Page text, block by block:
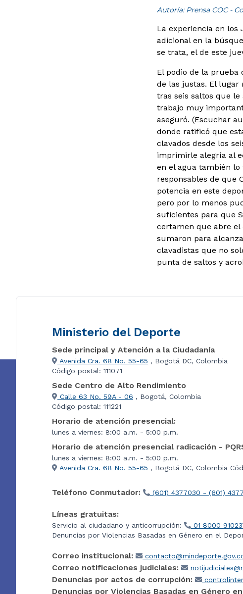
Autoría: Prensa COC -
La experiencia en los
adicional en la
se trata, el de este
El podio de la
de las justas. El lugar
tras seis saltos que le
trabajo muy
aseguró. (Escuchar
donde ratificó que
clavados desde los
imprimirle alegría al
en el agua también lo
responsables de que
potencia en este
pero por lo menos
suficientes para que
certamen que abre el
sumaron para
clavadistas que no
punta de saltos y
Ministerio del Deporte
Sede principal y Atención a la Ciudadanía
Avenida Cra. 68 No. 55-65 , Bogotá DC, Colombia
Código postal: 111071
Sede Centro de Alto Rendimiento
Calle 63 No. 59A - 06 , Bogotá, Colombia
Código postal: 111221
Horario de atención presencial:
lunes a viernes: 8:00 a.m. - 5:00 p.m.
Horario de atención presencial radicación -
lunes a viernes: 8:00 a.m. - 5:00 p.m.
Avenida Cra. 68 No. 55-65 , Bogotá DC, Colombia
Teléfono Conmutador: (601) 4377030 - (601)
Líneas gratuitas:
Servicio al ciudadano y anticorrupción:
01 8000
Denuncias por Violencias Basadas en Género en el
Correo institucional:
Correo notificaciones judiciales:
Denuncias por actos de corrupción:
Denuncias por Violencias Basadas en Género